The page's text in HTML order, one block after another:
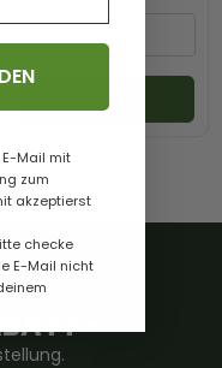
-
Mail mit
zum
akzeptierst
checke
E-Mail nicht